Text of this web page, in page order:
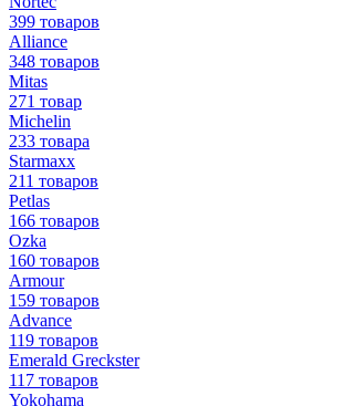
399 товаров
Alliance
348 товаров
Mitas
271 товар
Michelin
233 товара
Starmaxx
211 товаров
Petlas
166 товаров
Ozka
160 товаров
Armour
159 товаров
Advance
119 товаров
Emerald Greckster
117 товаров
Yokohama